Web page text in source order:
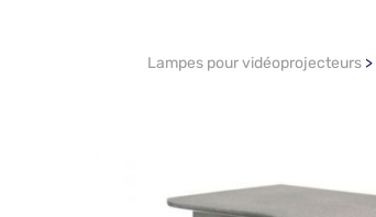
Lampes pour vidéoprojecteurs >